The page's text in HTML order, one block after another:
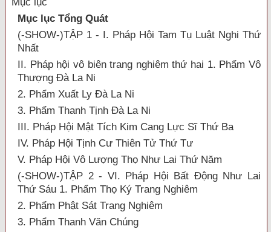
Mục lục Tổng Quát
(-SHOW-)TẬP 1 - I. Pháp Hội Tam Tụ Luật Nghi Thứ
Nhất
II. Pháp hội vô biên trang nghiêm thứ hai 1. Phẩm Vô
Thượng Đà La Ni
2. Phẩm Xuất Ly Đà La Ni
3. Phẩm Thanh Tịnh Đà La Ni
III. Pháp Hội Mật Tích Kim Cang Lực Sĩ Thứ Ba
IV. Pháp Hội Tịnh Cư Thiên Tử Thứ Tư
V. Pháp Hội Vô Lượng Thọ Như Lai Thứ Năm
(-SHOW-)TẬP 2 - VI. Pháp Hội Bất Động Như Lai
Thứ Sáu 1. Phẩm Thọ Ký Trang Nghiêm
2. Phẩm Phật Sát Trang Nghiêm
3. Phẩm Thanh Văn Chúng